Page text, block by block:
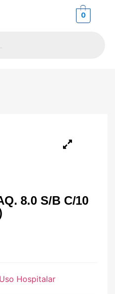
0
8.0 S/B C/10
Uso Hospitalar